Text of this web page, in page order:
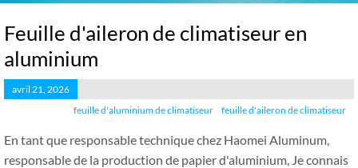
Feuille d'aileron de climatiseur en
aluminium
avril 21, 2026
feuille d'aluminium de climatiseur
feuille d'aileron de climatiseur
En tant que responsable technique chez Haomei Aluminum,
responsable de la production de papier d'aluminium, Je connais